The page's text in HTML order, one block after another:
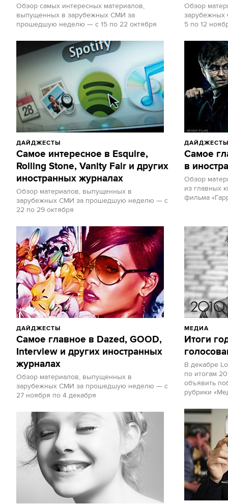
Обзор самых интересных материалов,
выпущенных в зарубежных СМИ за
прошедшую неделю — с 15 по 22 октября
ДАЙДЖЕСТЫ
Самое интересное в Esquire,
Rolling Stone, Vanity Fair и других
иностранных журналах
Обзор материалов, выпущенных в
зарубежных СМИ за прошедшую неделю — с
22 по 29 октября
Обзор
5 по 12
ДАЙДЖЕСТЫ
Самое
в
Обзор
из главных
фильма
ДАЙДЖЕСТЫ
Самое главное в Dazed, GOOD,
Interview и других иностранных
журналах
Обзор материалов, выпущенных в
зарубежных СМИ за прошедшую неделю — с
27 ноября по 4 декабря
МЕДИА
Итоги
В декабре
по итогам
объявить
рубрики